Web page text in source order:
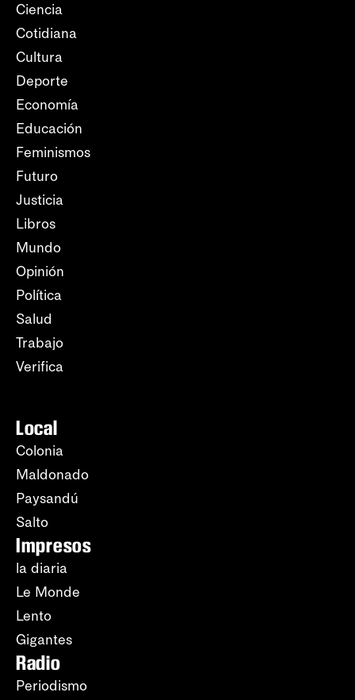
Ciencia
Cotidiana
Cultura
Deporte
Economía
Educación
Feminismos
Futuro
Justicia
Libros
Mundo
Opinión
Política
Salud
Trabajo
Verifica
Local
Colonia
Maldonado
Paysandú
Salto
Impresos
la diaria
Le Monde
Lento
Gigantes
Radio
Periodismo